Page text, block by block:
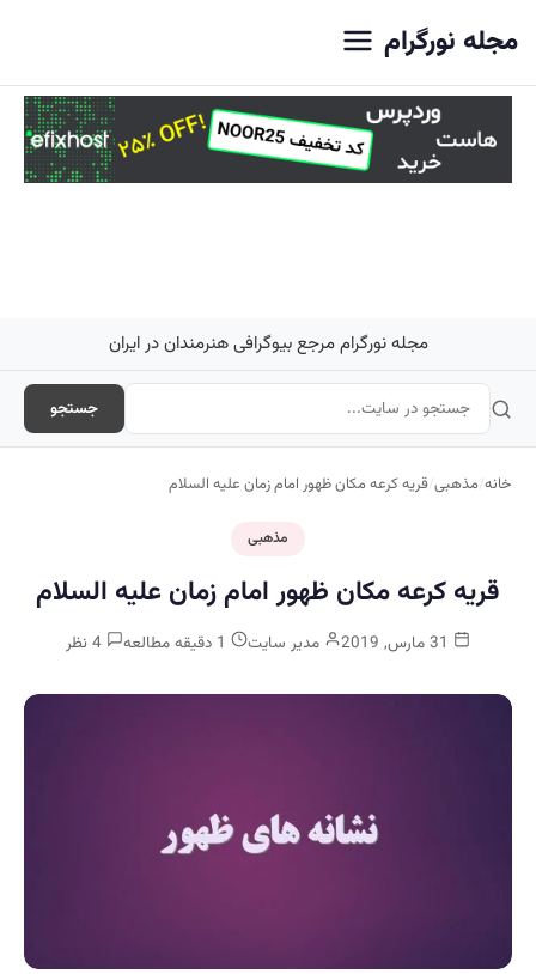
مجله نورگرام
مجله نورگرام مرجع بیوگرافی هنرمندان در ایران
جستجو
خانه/مذهبی/قریه کرعه مکان ظهور امام زمان علیه السلام
مذهبی
قریه کرعه مکان ظهور امام زمان علیه السلام
مدیر سایت